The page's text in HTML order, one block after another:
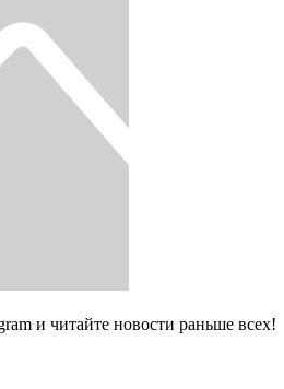
и читайте новости раньше всех!